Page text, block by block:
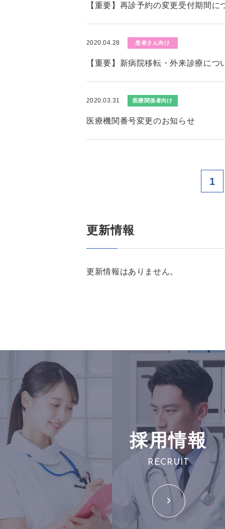
【重要】再診予約の変更受付期間に
2020.04.28 患者さん向け
【重要】新病院移転・外来診療につ
2020.03.31 医療関係者向け
医療機関番号変更のお知らせ
1
更新情報
更新情報はありません。
採用情報
RECRUIT